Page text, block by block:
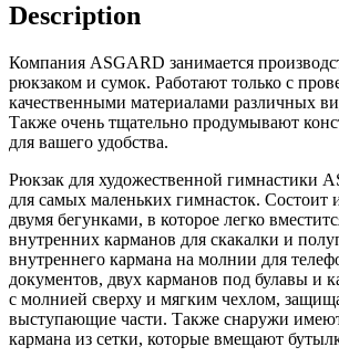
Description
Компания ASGARD занимается
рюкзаком и сумок. Работают только с
качественными материалами различных
Также очень тщательно продумывают
для вашего удобства.
Рюкзак для художественной гимнастики
для самых маленьких гимнасток. Состоит
двумя бегунками, в которое легко
внутренних карманов для скакалки и
внутреннего кармана на молнии для
документов, двух карманов под булавы и
с молнией сверху и мягким чехлом,
выступающие части. Также снаружи
кармана из сетки, которые вмещают